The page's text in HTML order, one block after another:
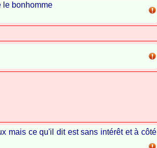
le bonhomme
mais ce qu'il dit est sans intérêt et à côté